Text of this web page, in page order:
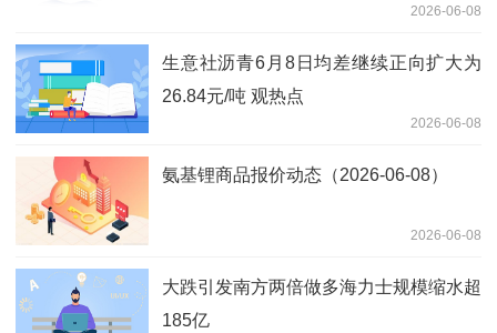
2026-06-08
生意社沥青6月8日均差继续正向扩大为
26.84元/吨 观热点
2026-06-08
氨基锂商品报价动态（2026-06-08）
2026-06-08
大跌引发南方两倍做多海力士规模缩水超
185亿